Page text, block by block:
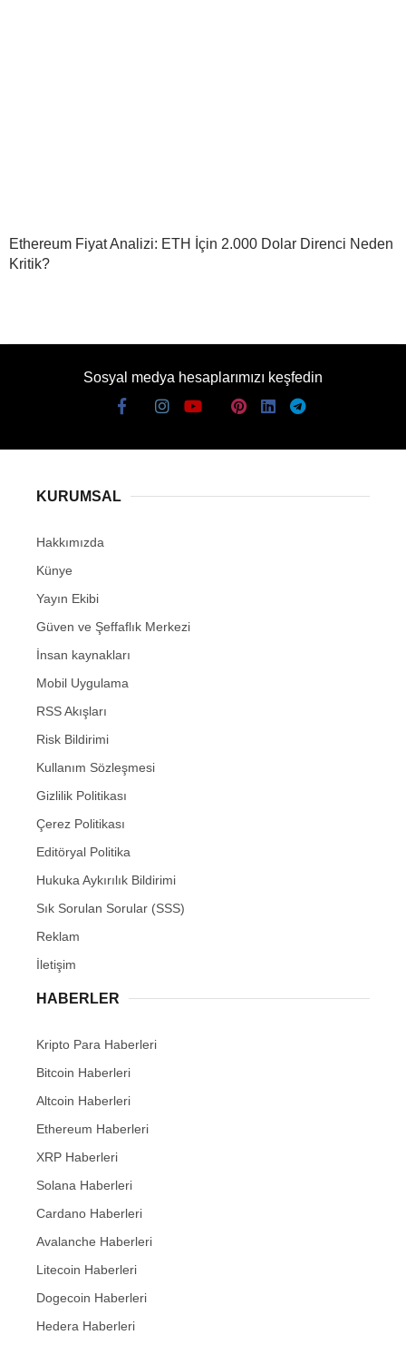
Ethereum Fiyat Analizi: ETH İçin 2.000 Dolar Direnci Neden
Kritik?
Sosyal medya hesaplarımızı keşfedin
KURUMSAL
Hakkımızda
Künye
Yayın Ekibi
Güven ve Şeffaflık Merkezi
İnsan kaynakları
Mobil Uygulama
RSS Akışları
Risk Bildirimi
Kullanım Sözleşmesi
Gizlilik Politikası
Çerez Politikası
Editöryal Politika
Hukuka Aykırılık Bildirimi
Sık Sorulan Sorular (SSS)
Reklam
İletişim
HABERLER
Kripto Para Haberleri
Bitcoin Haberleri
Altcoin Haberleri
Ethereum Haberleri
XRP Haberleri
Solana Haberleri
Cardano Haberleri
Avalanche Haberleri
Litecoin Haberleri
Dogecoin Haberleri
Hedera Haberleri